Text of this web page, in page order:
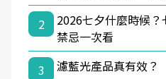
2
2026七夕什麼時候
禁忌一次看
3
濾藍光產品真有效